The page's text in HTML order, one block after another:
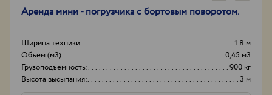
Аренда мини - погрузчика с бортовым поворотом.
Ширина техники:
1.8 м
Объем (м3)
0,45 м3
Грузоподъемность:
900 кг
Высота высыпания:
3 м